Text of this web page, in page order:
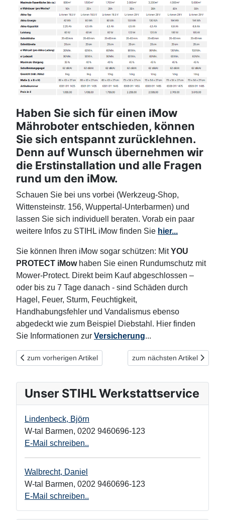
Haben Sie sich für einen iMow
Mähroboter entschieden, können
Sie sich entspannt zurücklehnen.
Denn auf Wunsch übernehmen wir
die Erstinstallation und alle Fragen
rund um den iMow.
Schauen Sie bei uns vorbei (Werkzeug-Shop,
Wittensteinstr. 156, Wuppertal-Unterbarmen) und
lassen Sie sich individuell beraten. Vorab ein paar
weitere Infos zu STIHL iMow finden Sie hier...
Sie können Ihren iMow sogar schützen: MitYOU
PROTECT iMowhaben Sie einen Rundumschutz mit
Mower-Protect. Direkt beim Kauf abgeschlossen –
oder bis zu 7 Tage danach - sind Schäden durch
Hagel, Feuer, Sturm, Feuchtigkeit,
Handhabungsfehler und Vandalismus ebenso
abgedeckt wie zum Beispiel Diebstahl. Hier finden
Sie Informationen zur Versicherung...
Vorheriger Beitrag: Mit STIHL zu deinem individuellen
zum vorherigen Artikel Nächster Beitrag: STIHL
zum nächsten Artikel
Unser STIHL Werkstattservice
Lindenbeck, Björn
W-tal Barmen, 0202 9460696-123
E-Mail schreiben..
Walbrecht, Daniel
W-tal Barmen, 0202 9460696-123
E-Mail schreiben..